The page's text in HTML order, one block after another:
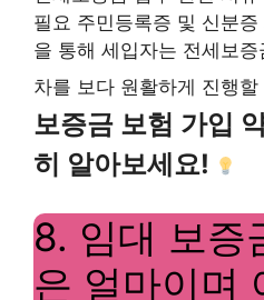
필요 주민등록증 및 신분
을 통해 세입자는 전세보
차를 보다 원활하게 진행
보증금 보험 가입
히 알아보세요!
8. 임대 보증
은 얼마이며